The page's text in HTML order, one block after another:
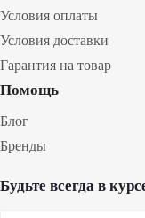
Условия оплаты
Условия доставки
Гарантия на товар
Помощь
Блог
Бренды
Будьте всегда в